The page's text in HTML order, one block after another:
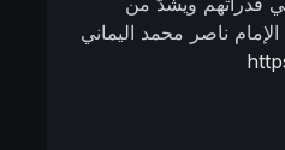
الإمام ناصر محمد اليماني